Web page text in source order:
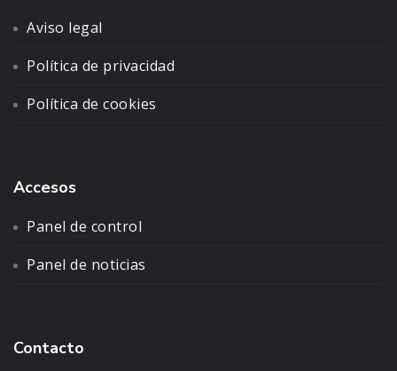
Aviso legal
Política de privacidad
Política de cookies
Accesos
Panel de control
Panel de noticias
Contacto